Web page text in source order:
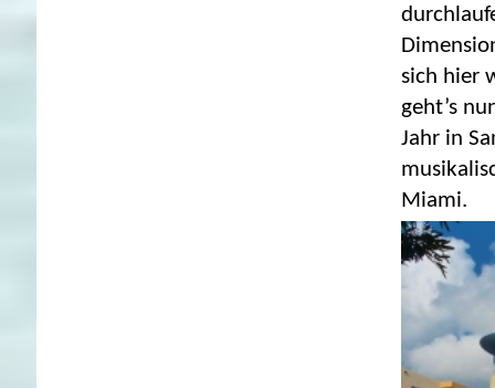
sich hier
geht’s
Jahr in
Miami.